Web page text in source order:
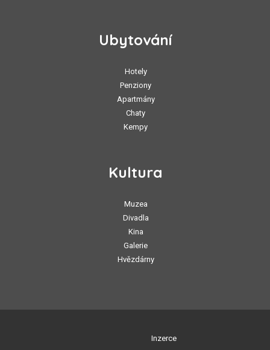
Ubytování
Hotely
Penziony
Apartmány
Chaty
Kempy
Kultura
Muzea
Divadla
Kina
Galerie
Hvězdárny
Inzerce